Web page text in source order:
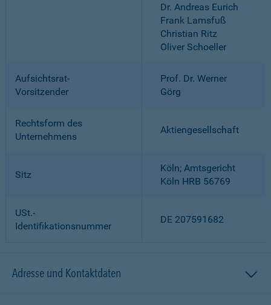
Dr. Andreas Eurich
Frank Lamsfuß
Christian Ritz
Oliver Schoeller
Aufsichtsrat-
Vorsitzender
Prof. Dr. Werner
Görg
Rechtsform des
Unternehmens
Aktiengesellschaft
Sitz
Köln; Amtsgericht
Köln HRB 56769
USt.-
Identifikationsnummer
DE 207591682
Adresse und Kontaktdaten